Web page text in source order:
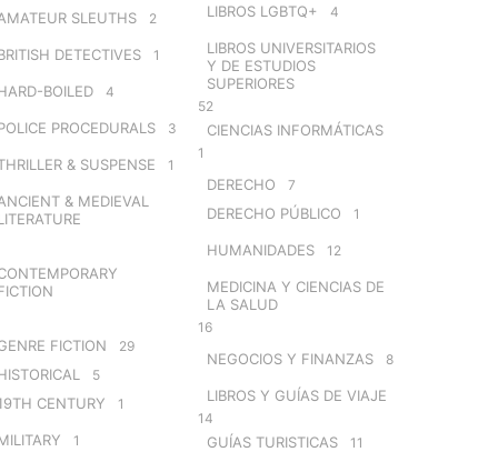
SLEUTHS 2
DETECTIVES 1
BOILED 4
PROCEDURALS 3
& SUSPENSE 1
& MEDIEVAL
FICTION 29
5
CENTURY 1
1
LIBROS LGBTQ+ 4
LIBROS UNIVERSITARIOS
Y DE ESTUDIOS
SUPERIORES
52
CIENCIAS INFORMÁTICAS
1
DERECHO 7
DERECHO PÚBLICO 1
HUMANIDADES 12
MEDICINA Y CIENCIAS DE
LA SALUD
16
NEGOCIOS Y FINANZAS 8
LIBROS Y GUÍAS DE VIAJE
14
GUÍAS TURISTICAS 11